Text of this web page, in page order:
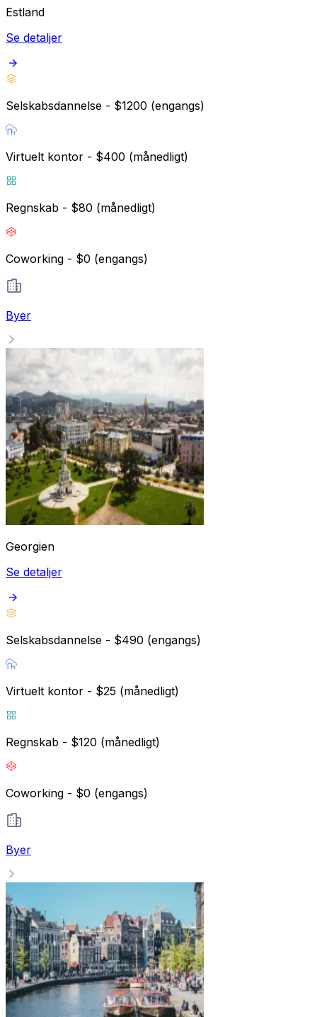
Estland
Se detaljer
Selskabsdannelse - $1200 (engangs)
Virtuelt kontor - $400 (månedligt)
Regnskab - $80 (månedligt)
Coworking - $0 (engangs)
Byer
Georgien
Se detaljer
Selskabsdannelse - $490 (engangs)
Virtuelt kontor - $25 (månedligt)
Regnskab - $120 (månedligt)
Coworking - $0 (engangs)
Byer